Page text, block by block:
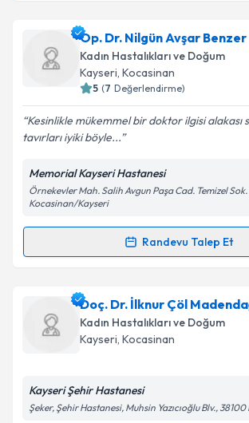
Takvim Talebini
Op. Dr. Özgüç Altun için randevu
oluşturun. Size bu uzmandan randevu
takvim hazırlandığında e-posta ile
Kişisel verilerimin işlenmesine ilişkin
Metni'ni okudum ve kişisel
kapsamda işlenmesini kabul
Takvim Talebini
Op. Dr. Nilgün Avşar Benzer
Kadın Hastalıkları ve Doğum
Kayseri, Kocasinan
5 (7 Değerlendirme)
Kesinlikle mükemmel bir doktor ilgisi alakası
tavırları iyiki böyle...
Memorial Kayseri Hastanesi
Örnekevler Mah. Salih Avgun Paşa Cad. Temizel Sok.
Kocasinan/Kayseri
Randevu Talep Et
Randevu Takvimi Talebi
Op. Dr. Nilgün Avşar Benzeriçin
talebi oluşturun. Size bu uzmandan
için bir takvim hazırlandığında e-posta
bilgilendireceğiz.
Doç. Dr. İlknur Çöl
Kadın Hastalıkları ve Doğum
Kayseri, Kocasinan
Kayseri Şehir Hastanesi
Şeker, Şehir Hastanesi, Muhsin Yazıcıoğlu Blv.,